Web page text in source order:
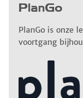
PlanGo
PlanGo is onze
voortgang